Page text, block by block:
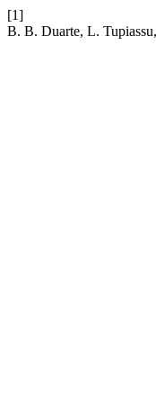
[1]
B. B. Duarte, L.